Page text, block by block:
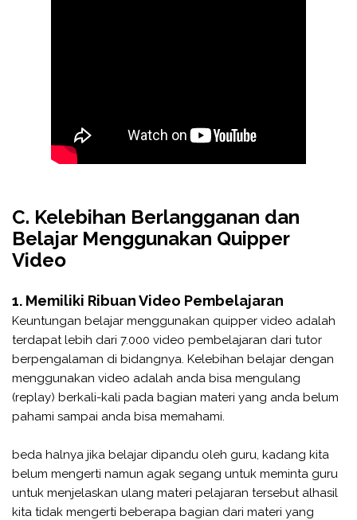
C. Kelebihan Berlangganan dan
Belajar Menggunakan Quipper
Video
1. Memiliki Ribuan Video Pembelajaran
Keuntungan belajar menggunakan quipper video adalah
terdapat lebih dari 7.000 video pembelajaran dari tutor
berpengalaman di bidangnya. Kelebihan belajar dengan
menggunakan video adalah anda bisa mengulang
(replay) berkali-kali pada bagian materi yang anda belum
pahami sampai anda bisa memahami.
beda halnya jika belajar dipandu oleh guru, kadang kita
belum mengerti namun agak segang untuk meminta guru
untuk menjelaskan ulang materi pelajaran tersebut alhasil
kita tidak mengerti beberapa bagian dari materi yang